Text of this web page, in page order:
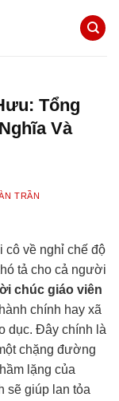
Tổng
Và
TRẦN
cô về nghỉ chế độ
tả cho cả người
lời chúc giáo viên
chính hay xã
dục. Đây chính là
chặng đường
lặng của
sẽ giúp lan tỏa